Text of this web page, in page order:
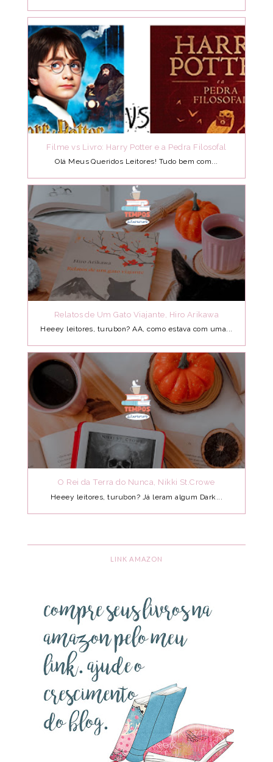
Filme vs Livro: Harry Potter e a Pedra Filosofal
Olá Meus Queridos Leitores! Tudo bem com...
Relatos de Um Gato Viajante, Hiro Arikawa
Heeey leitores, turubon? AA, como estava com uma...
O Rei da Terra do Nunca, Nikki St.Crowe
Heeey leitores, turubon? Já leram algum Dark...
LINK AMAZON